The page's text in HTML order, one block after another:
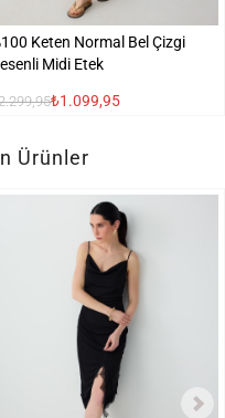
Keten Normal Bel Çizgi
Midi Etek
₺1.099,95
Ürünler